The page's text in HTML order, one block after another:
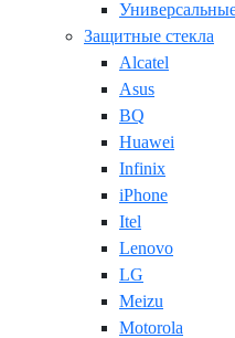
Защитные стекла
Alcatel
Asus
BQ
Huawei
Infinix
iPhone
Itel
Lenovo
LG
Meizu
Motorola